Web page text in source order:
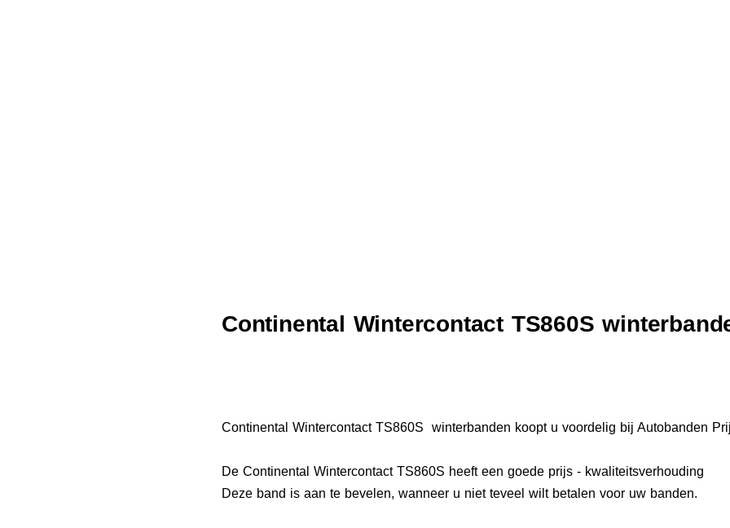
Continental Wintercontact TS860S
Continental Wintercontact TS860S winterbanden koopt u voordelig bij Autobanden
De Continental Wintercontact TS860S heeft een goede prijs - kwaliteitsverhouding
Deze band is aan te bevelen, wanneer u niet teveel wilt betalen voor uw banden.